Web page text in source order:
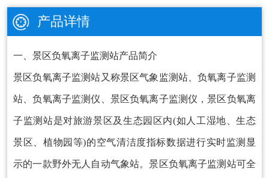
产品详情
一、景区负氧离子监测站产品简介
景区负氧离子监测站又称景区气象监测站、负氧离子监测
站、负氧离子监测仪、景区负氧离子监测仪，景区负氧离
子监测站是对旅游景区及生态园区内(如人工湿地、生态
景区、植物园等)的空气清洁度指标数据进行实时监测显
示的一款野外无人自动气象站。景区负氧离子监测站可全